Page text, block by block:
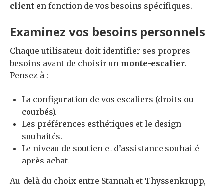
client en fonction de vos besoins spécifiques.
Examinez vos besoins personnels
Chaque utilisateur doit identifier ses propres
besoins avant de choisir un monte-escalier.
Pensez à :
La configuration de vos escaliers (droits ou
courbés).
Les préférences esthétiques et le design
souhaités.
Le niveau de soutien et d’assistance souhaité
après achat.
Au-delà du choix entre Stannah et Thyssenkrupp,